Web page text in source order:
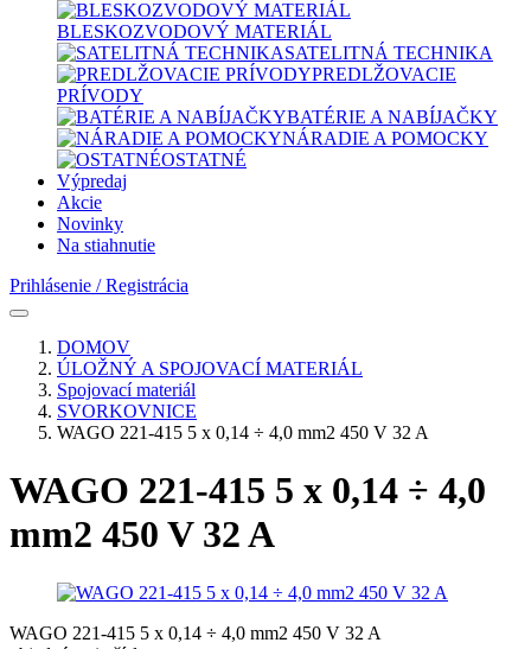
BLESKOZVODOVÝ MATERIÁL
SATELITNÁ TECHNIKA
PREDLŽOVACIE
PRÍVODY
BATÉRIE A NABÍJAČKY
NÁRADIE A POMOCKY
OSTATNÉ
Výpredaj
Akcie
Novinky
Na stiahnutie
Prihlásenie / Registrácia
DOMOV
ÚLOŽNÝ A SPOJOVACÍ MATERIÁL
Spojovací materiál
SVORKOVNICE
WAGO 221-415 5 x 0,14 ÷ 4,0 mm2 450 V 32 A
WAGO 221-415 5 x 0,14 ÷ 4,0
mm2 450 V 32 A
WAGO 221-415 5 x 0,14 ÷ 4,0 mm2 450 V 32 A